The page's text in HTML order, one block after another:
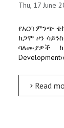
Thu, 17 June
የአርባ ምንጭ
ከጋሞ ዞን
ባለሙያዎች
Read more: አርባ ምንጭ ዩኒቨርሲቲ ከጋሞ ዞን ሳይንስና ኢንፎርሜሽን